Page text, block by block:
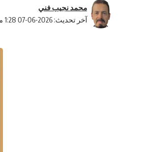
آخر تحديث: 2026-06-07 1:28 مساءً
محمد نجيب فني